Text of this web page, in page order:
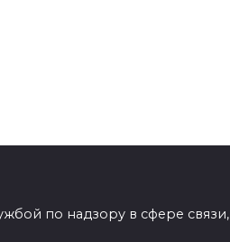
по надзору в сфере связи,